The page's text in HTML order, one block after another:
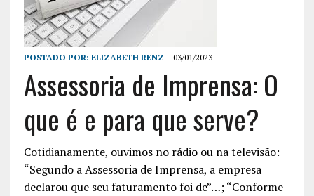
POSTADO POR: ELIZABETH RENZ 03/01/2023
Assessoria de Imprensa: O
que é e para que serve?
Cotidianamente, ouvimos no rádio ou na televisão:
“Segundo a Assessoria de Imprensa, a empresa
declarou que seu faturamento foi de”…; “Conforme